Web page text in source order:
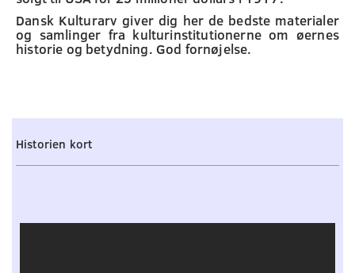
Dansk Kulturarv giver dig her de bedste materialer
og samlinger fra kulturinstitutionerne om øernes
historie og betydning. God fornøjelse.
Historien kort